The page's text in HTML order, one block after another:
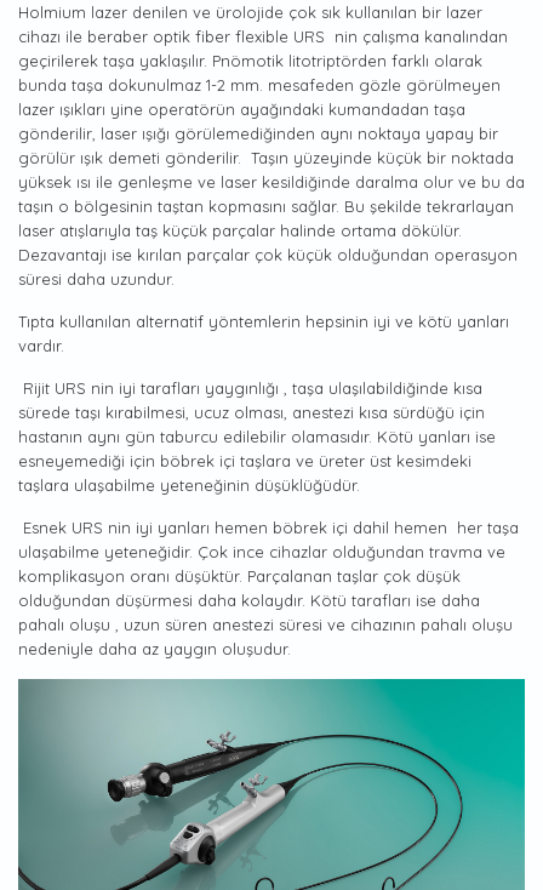
Holmium lazer denilen ve ürolojide çok sık kullanılan bir lazer
cihazı ile beraber optik fiber flexible URS nin çalışma kanalından
geçirilerek taşa yaklaşılır. Pnömotik litotriptörden farklı olarak
bunda taşa dokunulmaz 1-2 mm. mesafeden gözle görülmeyen
lazer ışıkları yine operatörün ayağındaki kumandadan taşa
gönderilir, laser ışığı görülemediğinden aynı noktaya yapay bir
görülür ışık demeti gönderilir. Taşın yüzeyinde küçük bir noktada
yüksek ısı ile genleşme ve laser kesildiğinde daralma olur ve bu da
taşın o bölgesinin taştan kopmasını sağlar. Bu şekilde tekrarlayan
laser atışlarıyla taş küçük parçalar halinde ortama dökülür.
Dezavantajı ise kırılan parçalar çok küçük olduğundan operasyon
süresi daha uzundur.
Tıpta kullanılan alternatif yöntemlerin hepsinin iyi ve kötü yanları
vardır.
Rijit URS nin iyi tarafları yaygınlığı , taşa ulaşılabildiğinde kısa
sürede taşı kırabilmesi, ucuz olması, anestezi kısa sürdüğü için
hastanın aynı gün taburcu edilebilir olamasıdır. Kötü yanları ise
esneyemediği için böbrek içi taşlara ve üreter üst kesimdeki
taşlara ulaşabilme yeteneğinin düşüklüğüdür.
Esnek URS nin iyi yanları hemen böbrek içi dahil hemen her taşa
ulaşabilme yeteneğidir. Çok ince cihazlar olduğundan travma ve
komplikasyon oranı düşüktür. Parçalanan taşlar çok düşük
olduğundan düşürmesi daha kolaydır. Kötü tarafları ise daha
pahalı oluşu , uzun süren anestezi süresi ve cihazının pahalı oluşu
nedeniyle daha az yaygın oluşudur.